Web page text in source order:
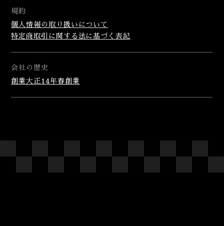
規約
個人情報の取り扱いについて
特定商取引に関する法に基づく表記
会社の歴史
創業大正14年春創業